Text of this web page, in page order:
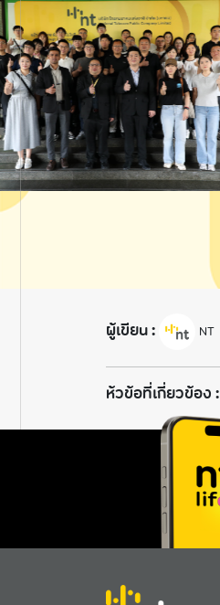
ผู้เขียน : NT
ห้วข้อที่เกี่ยวข้อง :